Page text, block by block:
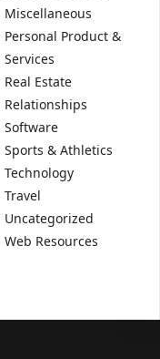
Miscellaneous
Personal Product &
Services
Real Estate
Relationships
Software
Sports & Athletics
Technology
Travel
Uncategorized
Web Resources